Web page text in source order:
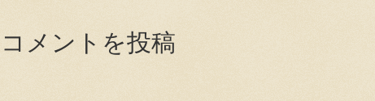
コメントを投稿